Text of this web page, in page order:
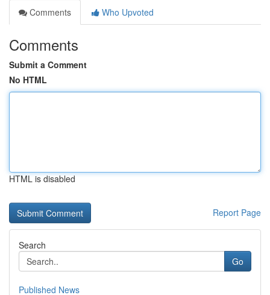
Comments
Who Upvoted
Comments
Submit a Comment
No HTML
HTML is disabled
Report Page
Search
Go
Published News